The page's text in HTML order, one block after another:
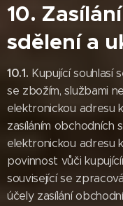
10.
sdělení a
10.1. Kupující souhlasí
se zbožím, službami
elektronickou adresu
zasíláním obchodních
elektronickou adresu
povinnost vůči
související se
účely zasílání